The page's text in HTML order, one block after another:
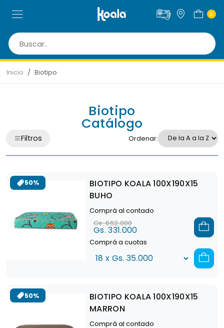
0
Inicio Biotipo
Biotipo
Catálogo
Filtros Ordenar:
50%
BIOTIPO KOALA 100X190X15
BUHO
Comprá al contado
Gs. 662.000
Gs. 331.000
Comprá a cuotas
50%
BIOTIPO KOALA 100X190X15
MARRON
Comprá al contado